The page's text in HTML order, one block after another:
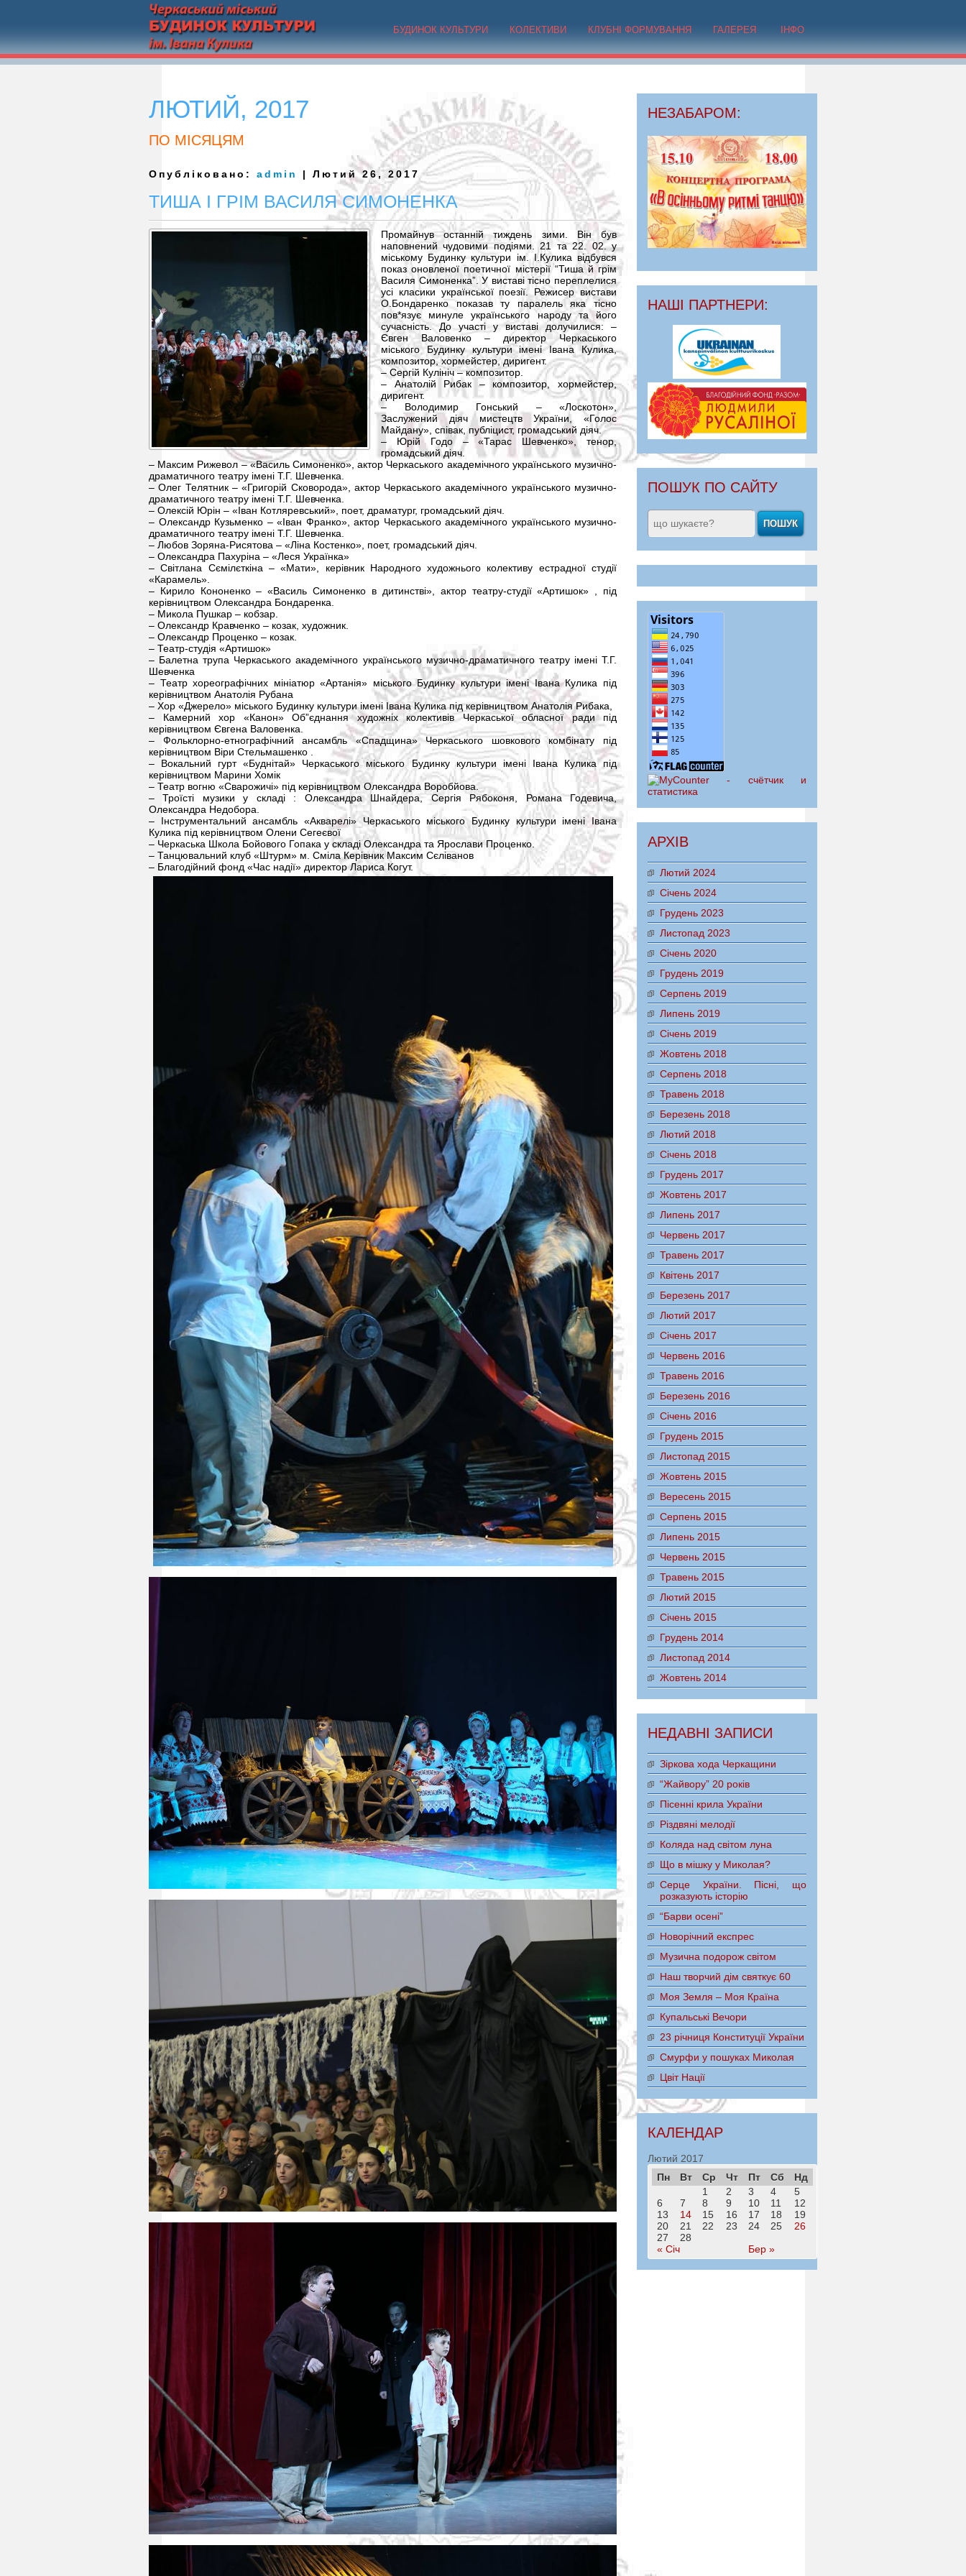
БУДИНОК КУЛЬТУРИ КОЛЕКТИВИ КЛУБНІ ФОРМУВАННЯ ГАЛЕРЕЯ ІНФО
ЛЮТИЙ, 2017
ПО МІСЯЦЯМ
Опубліковано: admin | Лютий 26, 2017
ТИША І ГРІМ ВАСИЛЯ СИМОНЕНКА
Промайнув останній тиждень зими. Він був
наповнений чудовими подіями. 21 та 22. 02. у
міському Будинку культури ім. І.Кулика відбувся
показ оновленої поетичної містерії “Тиша й грім
Василя Симоненка”. У виставі тісно переплелися
усі класики української поезії. Режисер вистави
О.Бондаренко показав ту паралель яка тісно
пов*язує минуле українського народу та його
сучасність. До участі у виставі долучилися: –
Євген Валовенко – директор Черкаського
міського Будинку культури імені Івана Кулика,
композитор, хормейстер, диригент.
– Сергій Кулініч – композитор.
– Анатолій Рибак – композитор, хормейстер,
диригент.
– Володимир Гонський – «Лоскотон»,
Заслужений діяч мистецтв України, «Голос
Майдану», співак, публіцист, громадський діяч.
– Юрій Годо – «Тарас Шевченко», тенор,
громадський діяч.
– Максим Рижевол – «Василь Симоненко», актор Черкаського академічного українського музично-
драматичного театру імені Т.Г. Шевченка.
– Олег Телятник – «Григорій Сковорода», актор Черкаського академічного українського музично-
драматичного театру імені Т.Г. Шевченка.
– Олексій Юрін – «Іван Котляревський», поет, драматург, громадський діяч.
– Олександр Кузьменко – «Іван Франко», актор Черкаського академічного українського музично-
драматичного театру імені Т.Г. Шевченка.
– Любов Зоряна-Рисятова – «Ліна Костенко», поет, громадський діяч.
– Олександра Пахуріна – «Леся Українка»
– Світлана Сємілєткіна – «Мати», керівник Народного художнього колективу естрадної студії
«Карамель».
– Кирило Кононенко – «Василь Симоненко в дитинстві», актор театру-студії «Артишок» , під
керівництвом Олександра Бондаренка.
– Микола Пушкар – кобзар.
– Олександр Кравченко – козак, художник.
– Олександр Проценко – козак.
– Театр-студія «Артишок»
– Балетна трупа Черкаського академічного українського музично-драматичного театру імені Т.Г.
Шевченка
– Театр хореографічних мініатюр «Артанія» міського Будинку культури імені Івана Кулика під
керівництвом Анатолія Рубана
– Хор «Джерело» міського Будинку культури імені Івана Кулика під керівництвом Анатолія Рибака,
– Камерний хор «Канон» Об”єднання художніх колективів Черкаської обласної ради під
керівництвом Євгена Валовенка.
– Фольклорно-етнографічний ансамбль «Спадщина» Черкаського шовкового комбінату під
керівництвом Віри Стельмашенко .
– Вокальний гурт «Буднітай» Черкаського міського Будинку культури імені Івана Кулика під
керівництвом Марини Хомік
– Театр вогню «Сварожичі» під керівництвом Олександра Воробйова.
– Троїсті музики у складі : Олександра Шнайдера, Сергія Рябоконя, Романа Годевича,
Олександра Недобора.
– Інструментальний ансамбль «Акварелі» Черкаського міського Будинку культури імені Івана
Кулика під керівництвом Олени Сегеєвої
– Черкаська Школа Бойового Гопака у складі Олександра та Ярослави Проценко.
– Танцювальний клуб «Штурм» м. Сміла Керівник Максим Сєліванов
– Благодійний фонд «Час надії» директор Лариса Когут.
НЕЗАБАРОМ:
НАШІ ПАРТНЕРИ:
ПОШУК ПО САЙТУ
АРХІВ
Лютий 2024
Січень 2024
Грудень 2023
Листопад 2023
Січень 2020
Грудень 2019
Серпень 2019
Липень 2019
Січень 2019
Жовтень 2018
Серпень 2018
Травень 2018
Березень 2018
Лютий 2018
Січень 2018
Грудень 2017
Жовтень 2017
Липень 2017
Червень 2017
Травень 2017
Квітень 2017
Березень 2017
Лютий 2017
Січень 2017
Червень 2016
Травень 2016
Березень 2016
Січень 2016
Грудень 2015
Листопад 2015
Жовтень 2015
Вересень 2015
Серпень 2015
Липень 2015
Червень 2015
Травень 2015
Лютий 2015
Січень 2015
Грудень 2014
Листопад 2014
Жовтень 2014
НЕДАВНІ ЗАПИСИ
Зіркова хода Черкащини
“Жайвору” 20 років
Пісенні крила України
Різдвяні мелодії
Коляда над світом луна
Що в мішку у Миколая?
Серце України. Пісні, що
розказують історію
“Барви осені”
Новорічний експрес
Музична подорож світом
Наш творчий дім святкує 60
Моя Земля – Моя Країна
Купальські Вечори
23 річниця Конституції України
Смурфи у пошуках Миколая
Цвіт Нації
КАЛЕНДАР
Лютий 2017
Пн
Вт Ср Чт Пт Сб Нд
« Січ Бер »
1 2 3 4
5
6
7 8 9 10 11
12
13
14 15 16 17 18
19
20
21 22 23 24 25
26
27
28